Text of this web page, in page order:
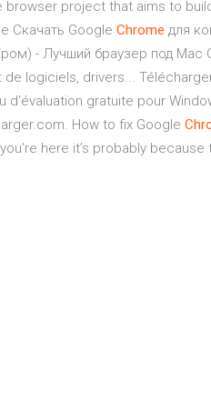
project that aims to
Скачать Google Chrome для
- Лучший браузер под Mac
logiciels, drivers...
gratuite pour
How to fix Google
here it’s probably